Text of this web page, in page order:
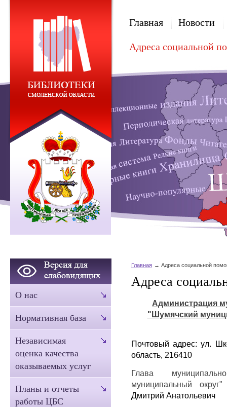
Главная Новости
Адреса социальной
Главная Адреса социальной
Адреса
Администрация
"Шумячский
Почтовый адрес: ул.
область, 216410
Глава
муниципальный
Дмитрий Анатольевич
О нас
Нормативная база
Независимая
оценка качества
оказываемых услуг
Планы и отчеты
работы ЦБС